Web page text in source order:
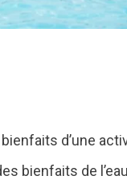
d’une
bienfaits de